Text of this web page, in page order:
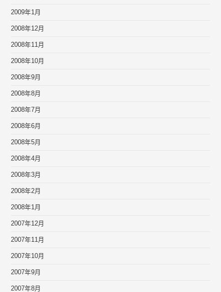
2009年1月
2008年12月
2008年11月
2008年10月
2008年9月
2008年8月
2008年7月
2008年6月
2008年5月
2008年4月
2008年3月
2008年2月
2008年1月
2007年12月
2007年11月
2007年10月
2007年9月
2007年8月